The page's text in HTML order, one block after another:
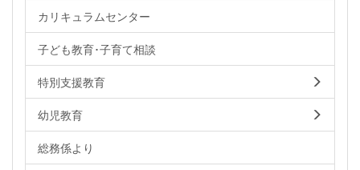
カリキュラムセンター
子ども教育･子育て相談
特別支援教育
幼児教育
総務係より